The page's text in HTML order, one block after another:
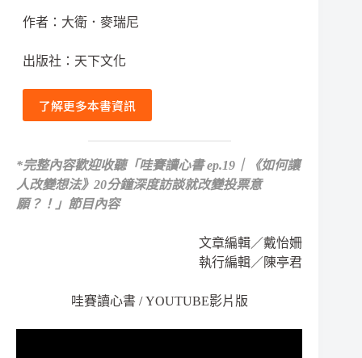
作者：大衛．麥瑞尼
出版社：天下文化
了解更多本書資訊
*完整內容歡迎收聽「哇賽讀心書 ep.19｜《如何讓
人改變想法》20分鐘深度訪談就改變投票意
願？！」節目內容
文章編輯／戴怡姍
執行編輯／陳亭君
哇賽讀心書 / YOUTUBE影片版